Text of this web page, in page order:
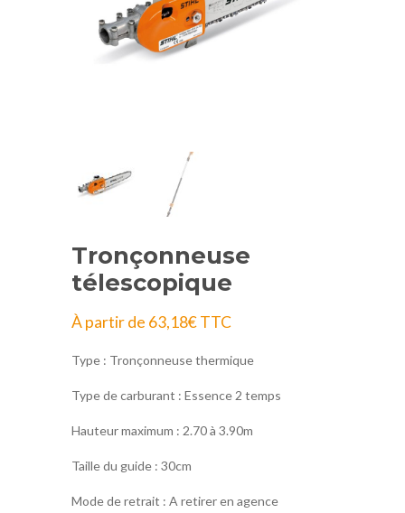
Tronçonneuse
télescopique
À partir de 63,18€TTC
Type : Tronçonneuse thermique
Type de carburant : Essence 2 temps
Hauteur maximum : 2.70 à 3.90m
Taille du guide : 30cm
Mode de retrait : A retirer en agence